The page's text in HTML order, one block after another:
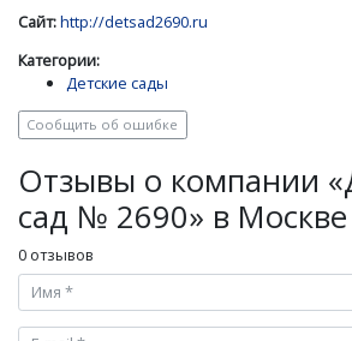
Сайт:http://detsad2690.ru
Категории:
Детские сады
Сообщить об ошибке
Отзывы о компании
сад № 2690» в Москве
0 отзывов